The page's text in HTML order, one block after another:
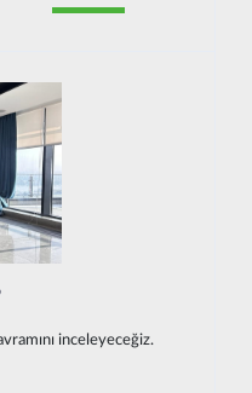
inceleyeceğiz.